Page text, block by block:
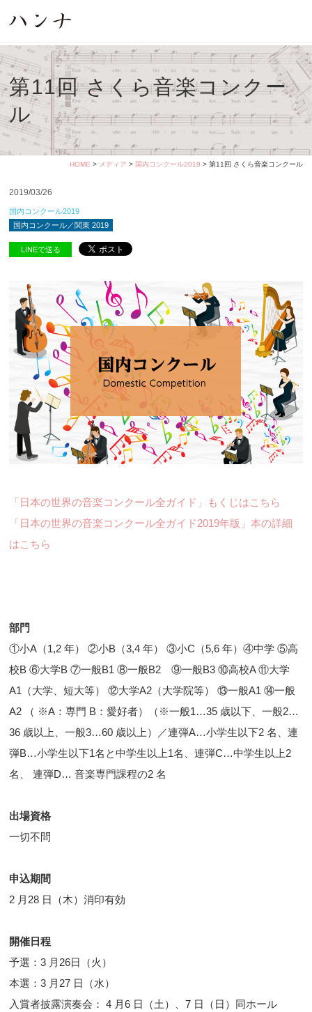
第11回 さくら音楽コンクー
ル
HOME > メディア > 国内コンクール2019 > 第11回 さくら音楽コンクール
2019/03/26
国内コンクール2019
国内コンクール／関東 2019
LINEで送る
「日本の世界の音楽コンクール全ガイド」もくじはこちら
「日本の世界の音楽コンクール全ガイド2019年版」本の詳細
はこちら
部門
①小A（1,2 年） ②小B（3,4 年） ③小C（5,6 年）④中学 ⑤高
校B ⑥大学B ⑦一般B1 ⑧一般B2 ⑨一般B3 ⑩高校A ⑪大学
A1（大学、短大等） ⑫大学A2（大学院等） ⑬一般A1 ⑭一般
A2 （ ※A：専門 B：愛好者）（※一般1…35 歳以下、一般2…
36 歳以上、一般3…60 歳以上）／連弾A…小学生以下2 名、連
弾B…小学生以下1名と中学生以上1名、連弾C…中学生以上2
名、 連弾D… 音楽専門課程の2 名
出場資格
一切不問
申込期間
2 月28 日（木）消印有効
開催日程
予選：3 月26日（火）
本選：3 月27 日（水）
入賞者披露演奏会： 4 月6 日（土）、7 日（日）同ホール